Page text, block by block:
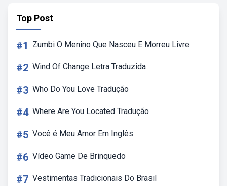
Top Post
#1 Zumbi O Menino Que Nasceu E Morreu Livre
#2 Wind Of Change Letra Traduzida
#3 Who Do You Love Tradução
#4 Where Are You Located Tradução
#5 Você é Meu Amor Em Inglês
#6 Vídeo Game De Brinquedo
#7 Vestimentas Tradicionais Do Brasil